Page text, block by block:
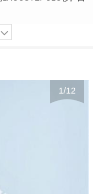
1/12